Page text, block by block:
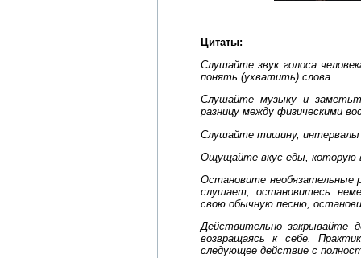
Цитаты:
Слушайте звук голоса
понять (ухватить) слова.
Слушайте музыку и
разницу между физическими
Слушайте тишину, интервалы
Ощущайте вкус еды, которую
Остановите необязательные
слушает, остановитесь
свою обычную песню,
Действительно закрывайте
возвращаясь к себе.
следующее действие с